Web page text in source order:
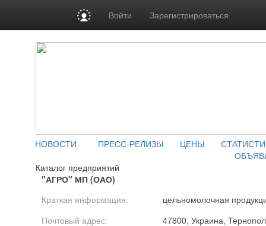
Войти Зарегистрироваться
НОВОСТИ ПРЕСС-РЕЛИЗЫ ЦЕНЫ
Каталог предприятий
"АГРО" МП (ОАО)
Краткая информация: цельномолочная
Почтовый адрес:
47800, Украина,